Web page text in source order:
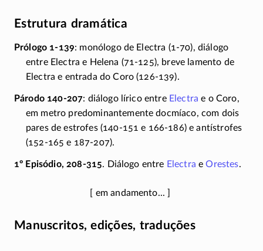
Estrutura dramática
Prólogo 1-139: monólogo de Electra (1-70), diálogo
entre Electra e Helena (71-125), breve lamento de
Electra e entrada do Coro(126-139).
Párodo 140-207: diálogo lírico entre Electra e o Coro,
em metro predominantemente docmíaco, com dois
pares de estrofes (140-151 e 166-186) e antístrofes
(152-165 e 187-207).
1º Episódio, 208-315. Diálogo entre Electra eOrestes.
Manuscritos, edições, traduções